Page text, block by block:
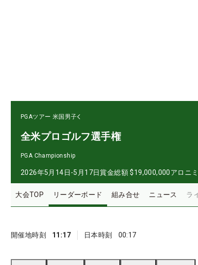
PGAツアー 米国男子
全米プロゴルフ選手権
PGA Championship
2026年5月14日-5月17日賞金総額 $19,000,000アロニ
大会TOP リーダーボード 組み合せ ニュース ラ
開催地時刻 11:17 日本時刻 00:17